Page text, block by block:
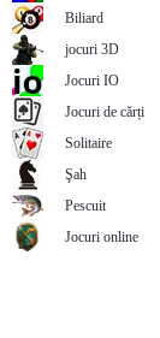
Biliard
jocuri 3D
Jocuri IO
Jocuri de cărți
Solitaire
Şah
Pescuit
Jocuri online